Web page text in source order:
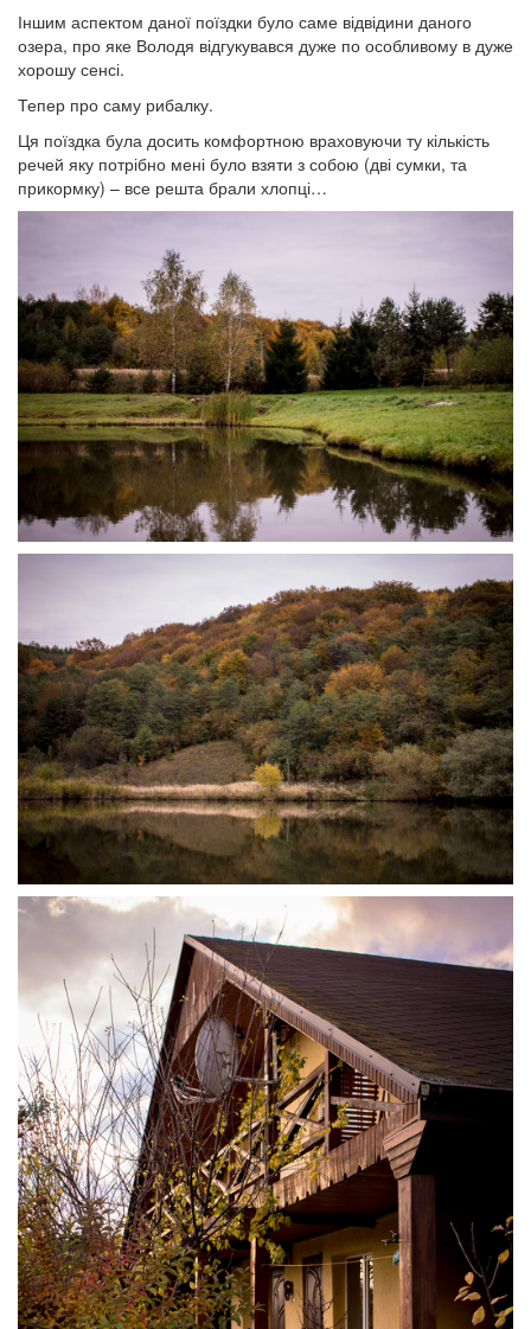
Іншим аспектом даної поїздки було саме відвідини даного
озера, про яке Володя відгукувався дуже по особливому в дуже
хорошу сенсі.
Тепер про саму рибалку.
Ця поїздка була досить комфортною враховуючи ту кількість
речей яку потрібно мені було взяти з собою (дві сумки, та
прикормку) – все решта брали хлопці…